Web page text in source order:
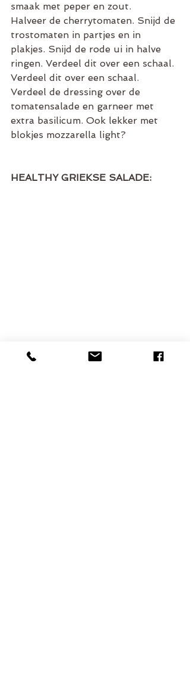
smaak met peper en zout.
Halveer de cherrytomaten. Snijd de
trostomaten in partjes en in
plakjes. Snijd de rode ui in halve
ringen. Verdeel dit over een schaal.
Verdeel dit over een schaal.
Verdeel de dressing over de
tomatensalade en garneer met
extra basilicum. Ook lekker met
blokjes mozzarella light?
HEALTHY GRIEKSE SALADE: